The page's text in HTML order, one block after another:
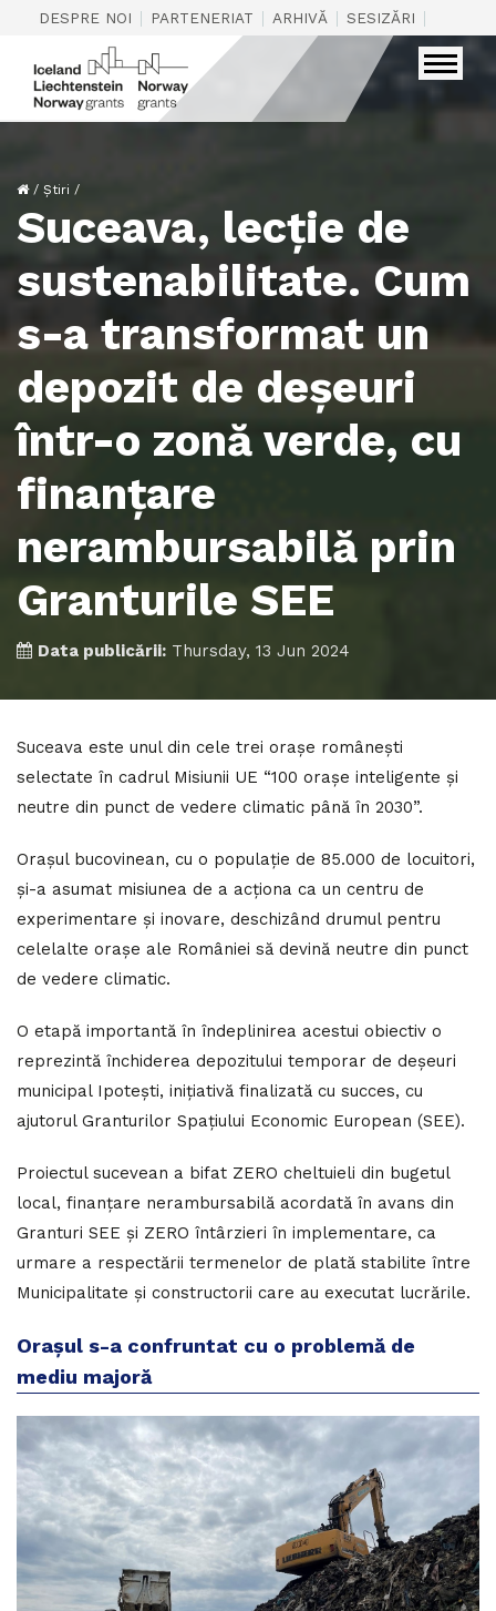
DESPRE NOI | PARTENERIAT | ARHIVĂ | SESIZĂRI |
/ Știri /
Suceava, lecție de
sustenabilitate. Cum
s-a transformat un
depozit de deșeuri
într-o zonă verde, cu
finanțare
nerambursabilă prin
Granturile SEE
Data publicării: Thursday, 13 Jun 2024
Suceava este unul din cele trei orașe românești
selectate în cadrul Misiunii UE “100 orașe inteligente și
neutre din punct de vedere climatic până în 2030”.
Orașul bucovinean, cu o populație de 85.000 de locuitori,
și-a asumat misiunea de a acționa ca un centru de
experimentare și inovare, deschizând drumul pentru
celelalte orașe ale României să devină neutre din punct
de vedere climatic.
O etapă importantă în îndeplinirea acestui obiectiv o
reprezintă închiderea depozitului temporar de deșeuri
municipal Ipotești, inițiativă finalizată cu succes, cu
ajutorul Granturilor Spațiului Economic European (SEE).
Proiectul sucevean a bifat ZERO cheltuieli din bugetul
local, finanțare nerambursabilă acordată în avans din
Granturi SEE și ZERO întârzieri în implementare, ca
urmare a respectării termenelor de plată stabilite între
Municipalitate și constructorii care au executat lucrările.
Orașul s-a confruntat cu o problemă de
mediu majoră